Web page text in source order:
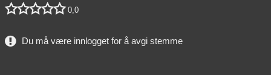
 0,0
Du må være innlogget for å avgi stemme